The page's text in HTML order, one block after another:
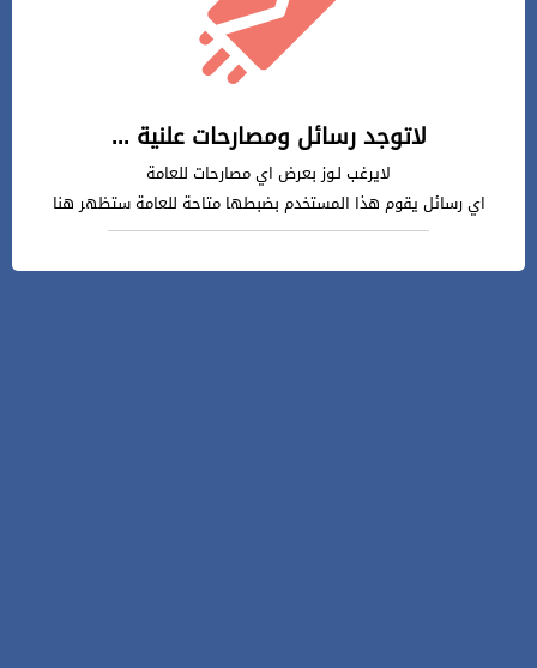
لاتوجد رسائل ومصارحات علنية ...
لايرغب لـوز بعرض اي مصارحات للعامة
اي رسائل يقوم هذا المستخدم بضبطها متاحة للعامة ستظهر هنا